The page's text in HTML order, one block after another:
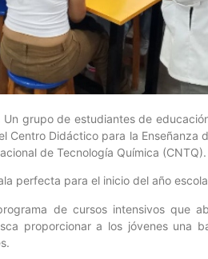
Un grupo de estudiantes de
Didáctico para la Enseñanza
de Tecnología Química (CNTQ).
perfecta para el inicio del año
de cursos intensivos que
proporcionar a los jóvenes una